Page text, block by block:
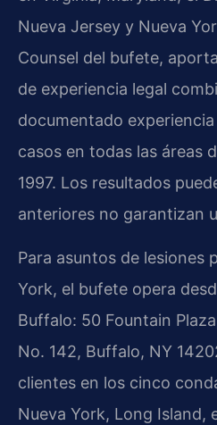
Nueva Jersey y Nueva
Counsel del bufete,
de experiencia legal
documentado
casos en todas las áreas
1997. Los resultados
anteriores no garantizan
Para asuntos de lesiones
York, el bufete opera
Buffalo: 50 Fountain
No. 142, Buffalo, NY
clientes en los cinco
Nueva York, Long Island,